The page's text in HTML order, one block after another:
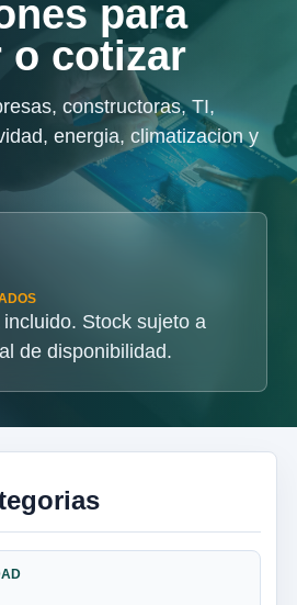
para
o cotizar
constructoras, TI,
energia, climatizacion y
Stock sujeto a
de disponibilidad.